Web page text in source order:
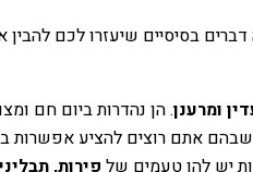
בסיסיים שיעזרו לכם להבין
ומרענן. הן נהדרות ביום חם
אתם רוצים להציע אפשרות